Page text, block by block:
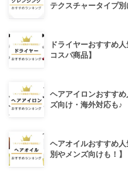
テクスチャータイプ別
ドライヤーおすすめ
コスパ商品】
ヘアアイロンおすす
ズ向け・海外対応も♪
ヘアオイルおすすめ
別やメンズ向けも！】